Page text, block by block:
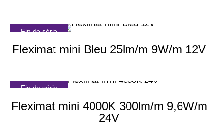
Fin de série
Fleximat mini Bleu 25lm/m 9W/m 12V
Fin de série
Fleximat mini 4000K 300lm/m 9,6W/m
24V